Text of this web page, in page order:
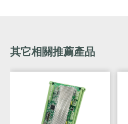
其它相關推薦產品